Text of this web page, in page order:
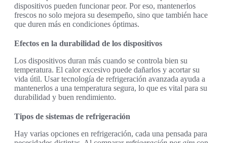
dispositivos pueden funcionar peor. Por eso, mantenerlos
frescos no solo mejora su desempeño, sino que también hace
que duren más en condiciones óptimas.
Efectos en la durabilidad de los dispositivos
Los dispositivos duran más cuando se controla bien su
temperatura. El calor excesivo puede dañarlos y acortar su
vida útil. Usar tecnología de refrigeración avanzada ayuda a
mantenerlos a una temperatura segura, lo que es vital para su
durabilidad y buen rendimiento.
Tipos de sistemas de refrigeración
Hay varias opciones en refrigeración, cada una pensada para